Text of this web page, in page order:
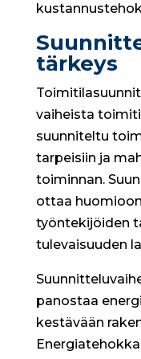
tärkeys
vaiheista
suunniteltu
tarpeisiin ja
toiminnan.
ottaa
työntekijöiden
tulevaisuuden
panostaa
kestävään